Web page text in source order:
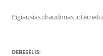
Pigiausias draudimas internetu
DEBESĖLIS: